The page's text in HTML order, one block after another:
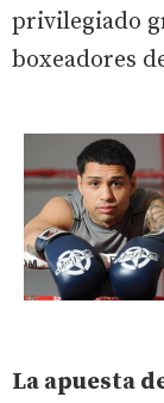
privilegiado
boxeadores
La apuesta